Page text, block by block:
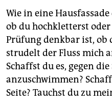
Wie in eine
ob du hochkletterst
Prüfung denkbar ist, ob
strudelt der Fluss mich
Schaffst du es, gegen
anzuschwimmen?
Seite? Tauchst du zu